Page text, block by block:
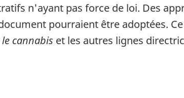
n'ayant pas force de loi. Des
pourraient être adoptées.
cannabis et les autres lignes